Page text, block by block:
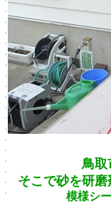
鳥取
そこで砂を研
模様シ